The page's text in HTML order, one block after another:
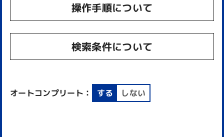
操作手順について
検索条件について
オートコンプリート： する しない